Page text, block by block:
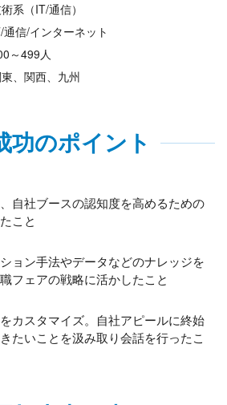
系（IT/通信）
通信/インターネット
～499人
、関西、九州
功のポイント
自社ブースの認知度を高めるための
こと
ョン手法やデータなどのナレッジを
フェアの戦略に活かしたこと
カスタマイズ。自社アピールに終始
たいことを汲み取り会話を行ったこ